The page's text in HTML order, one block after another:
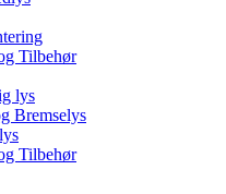
Tilbehør
lys
Bremselys
Tilbehør